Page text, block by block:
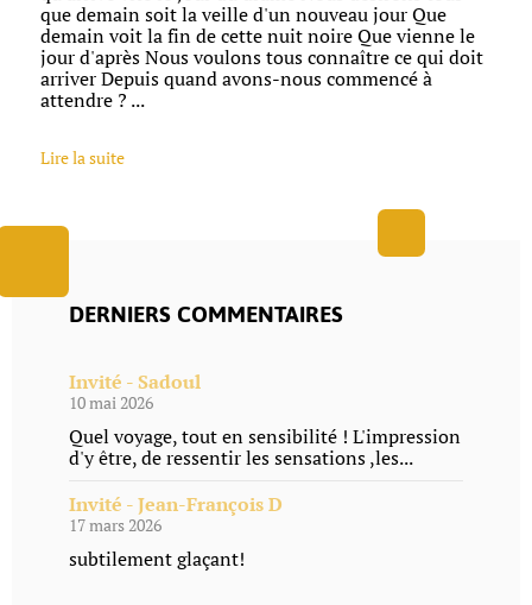
que demain soit la veille d'un nouveau jour Que
demain voit la fin de cette nuit noire Que vienne le
jour d'après Nous voulons tous connaître ce qui doit
arriver Depuis quand avons-nous commencé à
attendre ? ...
Lire la suite
DERNIERS COMMENTAIRES
Invité - Sadoul
10 mai 2026
Quel voyage, tout en sensibilité ! L'impression
d'y être, de ressentir les sensations ,les...
Invité - Jean-François D
17 mars 2026
subtilement glaçant!